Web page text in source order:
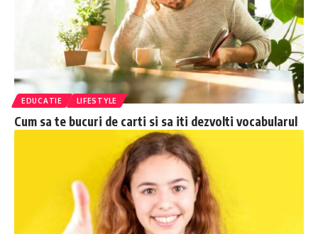
EDUCATIE LIFESTYLE
Cum sa te bucuri de carti si sa iti dezvolti vocabularul